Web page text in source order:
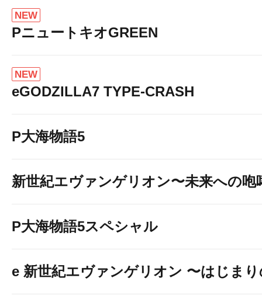
NEW
PニュートキオGREEN
NEW
eGODZILLA7 TYPE-CRASH
P大海物語5
新世紀エヴァンゲリオン〜未来への咆
P大海物語5スペシャル
e 新世紀エヴァンゲリオン 〜はじま